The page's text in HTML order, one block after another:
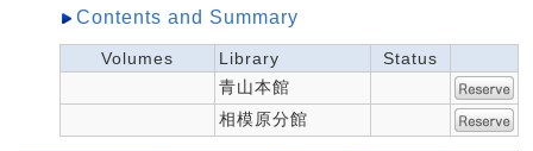
Contents and Summary
Volumes Library
Status
青山本館
相模原分館